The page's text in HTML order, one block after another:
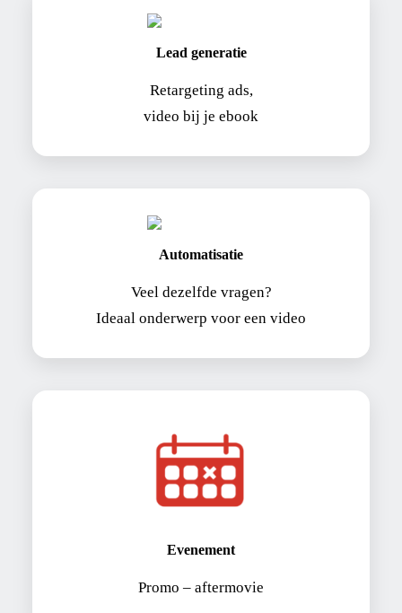
Lead generatie
Retargeting ads,
video bij je ebook
Automatisatie
Veel dezelfde vragen?
Ideaal onderwerp voor een video
Evenement
Promo – aftermovie